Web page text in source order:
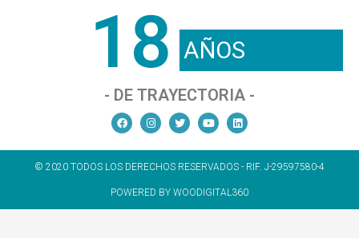
18 AÑOS
- DE TRAYECTORIA -
© 2020 TODOS LOS DERECHOS RESERVADOS - RIF. J-29597580-4
POWERED BY WOODIGITAL360